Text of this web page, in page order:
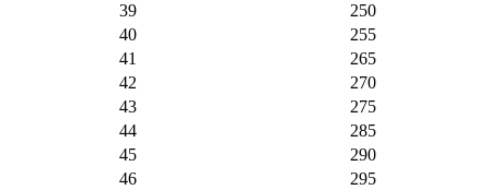
39
250
40
255
41
265
42
270
43
275
44
285
45
290
46
295